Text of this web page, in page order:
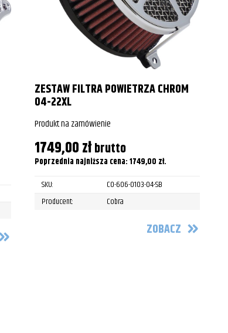
2010
2011
2013
2015
2016
ZESTAW FILTRA POWIETRZA CHROM
04-22XL
Produkt na zamówienie
1749,00złbrutto
Poprzednia najniższa cena:1749,00 zł.
SKU:
CO-606-0103-04-SB
Producent:
Cobra
ZOBACZ